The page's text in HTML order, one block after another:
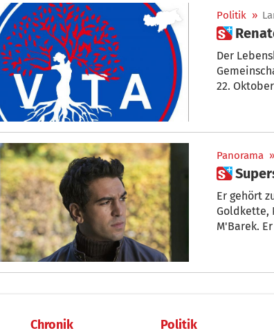
Politik »

Der
22.
Panorama »

Er gehört zu den gefragtesten
Goldkette, Prolls in
M'Barek. Er war der Cem in
Chronik Politik